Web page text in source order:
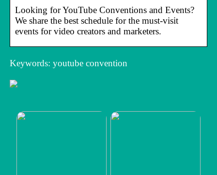
Looking for YouTube Conventions and Events?
We share the best schedule for the must-visit
events for video creators and marketers.
Keywords: youtube convention